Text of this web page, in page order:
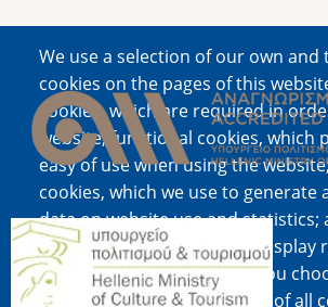
We use a selection of our own
cookies on the pages of this
cookies, which are required in
website; functional cookies, which
easy of use when using the
cookies, which we use to generate
data on website use and statistics;
cookies, which are used to display
content and advertising. If you
ALL", you consent to the use of all
Image
Image